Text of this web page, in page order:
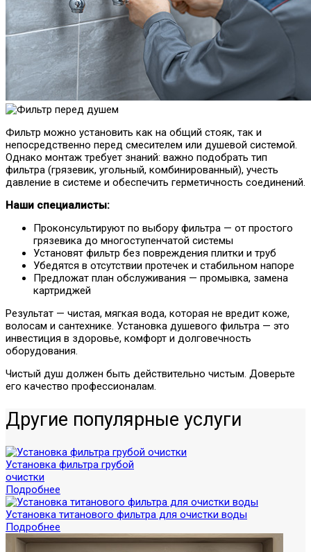
Фильтр можно установить как на общий стояк, так и
непосредственно перед смесителем или душевой системой.
Однако монтаж требует знаний: важно подобрать тип
фильтра (грязевик, угольный, комбинированный), учесть
давление в системе и обеспечить герметичность соединений.
Наши специалисты:
Проконсультируют по выбору фильтра — от простого
грязевика до многоступенчатой системы
Установят фильтр без повреждения плитки и труб
Убедятся в отсутствии протечек и стабильном напоре
Предложат план обслуживания — промывка, замена
картриджей
Результат — чистая, мягкая вода, которая не вредит коже,
волосам и сантехнике. Установка душевого фильтра — это
инвестиция в здоровье, комфорт и долговечность
оборудования.
Чистый душ должен быть действительно чистым. Доверьте
его качество профессионалам.
Другие популярные услуги
Установка фильтра грубой
очистки
Подробнее
Установка титанового фильтра для очистки воды
Подробнее